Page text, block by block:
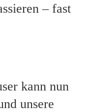
– fast
kann nun
unsere